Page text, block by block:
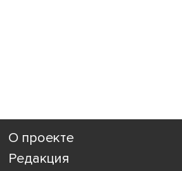
О проекте
Редакция